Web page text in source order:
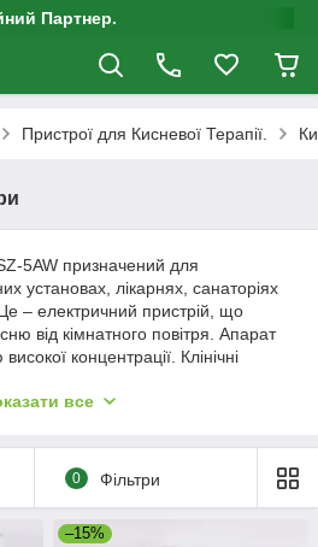
Партнер.
Пристрої для Кисневої Терапії.
5AW призначений для
установах, лікарнях, санаторіях
– електричний пристрій, що
від кімнатного повітря. Апарат
концентрації. Клінічні
іншим типам систем подачі кисню.
пиловий, а потім через
в безмаслянный
- в колонки, заповнені цеолітом.
до 93 % ± 3 % надходить у
все
0 Фільтри
–15%